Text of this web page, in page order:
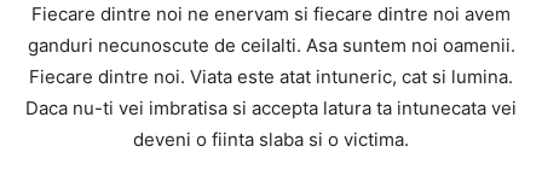
Fiecare dintre noi ne enervam si fiecare dintre noi avem
ganduri necunoscute de ceilalti. Asa suntem noi oamenii.
Fiecare dintre noi. Viata este atat intuneric, cat si lumina.
Daca nu-ti vei imbratisa si accepta latura ta intunecata vei
deveni o fiinta slaba si o victima.